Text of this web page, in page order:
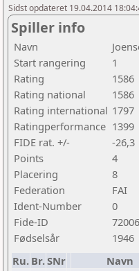
Sidst opdateret 19.04.2014
Spiller info
Navn
Start rangering
1
Rating
1586
Rating national
1586
Rating international 1797
Ratingperformance 1399
FIDE rat. +/-
-26,3
Points
4
Placering
8
Federation
FAI
Ident-Number
0
Fide-ID
Fødselsår
1946
Ru. Br.SNr Navn